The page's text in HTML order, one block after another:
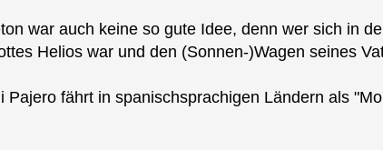
war auch keine so gute Idee, denn wer sich in
Helios war und den (Sonnen-)Wagen seines
Pajero fährt in spanischsprachigen Ländern als